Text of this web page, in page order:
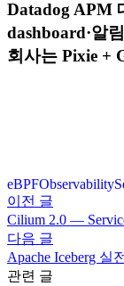
Datadog APM
dashboard·알
회사는 Pixie +
eBPFObservability
이전 글
Cilium 2.0 —
다음 글
Apache Iceberg
관련 글